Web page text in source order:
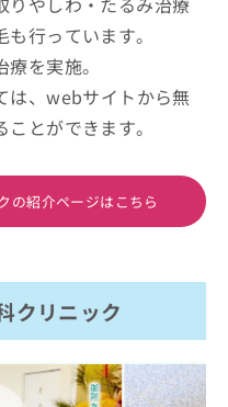
行っています。
を実施。
は、webサイトから無
とができます。
の紹介ページはこちら
クリニック